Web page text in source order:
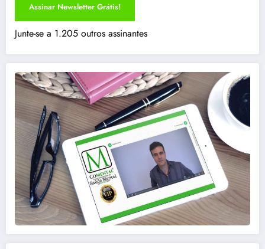
Assinar Newsletter Grátis!
Junte-se a 1.205 outros assinantes